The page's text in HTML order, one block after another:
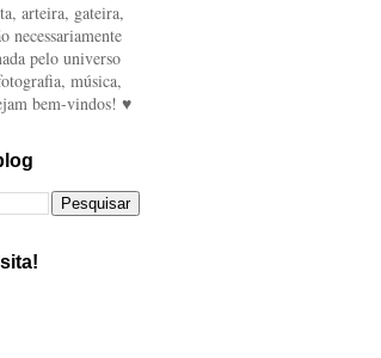
arteira, gateira,
necessariamente
pelo universo
música,
bem-vindos! ♥